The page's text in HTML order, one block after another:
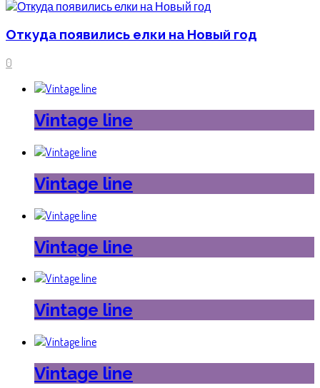
Откуда появились елки на Новый год
0
Vintage line
Vintage line
Vintage line
Vintage line
Vintage line